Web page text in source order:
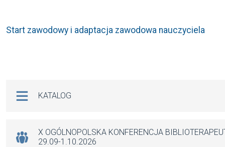
Start zawodowy i adaptacja zawodowa nauczyciela
KATALOG
X OGÓLNOPOLSKA KONFERENCJA
29.09-1.10.2026